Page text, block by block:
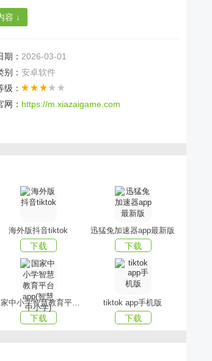
心浪费电源。
一切都在这里。
随地都可以收听。
免费书籍供用户了解；
可以轻松在这里找到；
的，可以放心下载阅读；
程序，可以保护视力。
容 ↓
期： 2026-03-01
别： 安卓软件
级：
网： https://m.xiazaigame.com
海外版抖音tiktok
下载
迅猛兔加速器app最新版
下载
国家中小学智慧教育平台app(智慧中小学)
下载
tiktok app手机版
下载